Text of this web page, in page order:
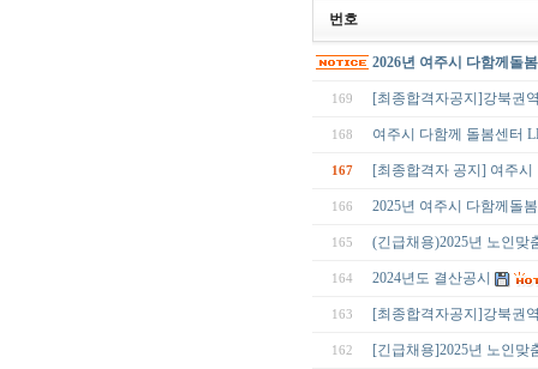
번호
2026년 여주시 다함께돌
169 [최종합격자공지]강북권
168 여주시 다함께 돌봄센터
167 [최종합격자 공지] 여주
166 2025년 여주시 다함께돌
165 (긴급채용)2025년 노인
164 2024년도 결산공시
163 [최종합격자공지]강북권
162 [긴급채용]2025년 노인